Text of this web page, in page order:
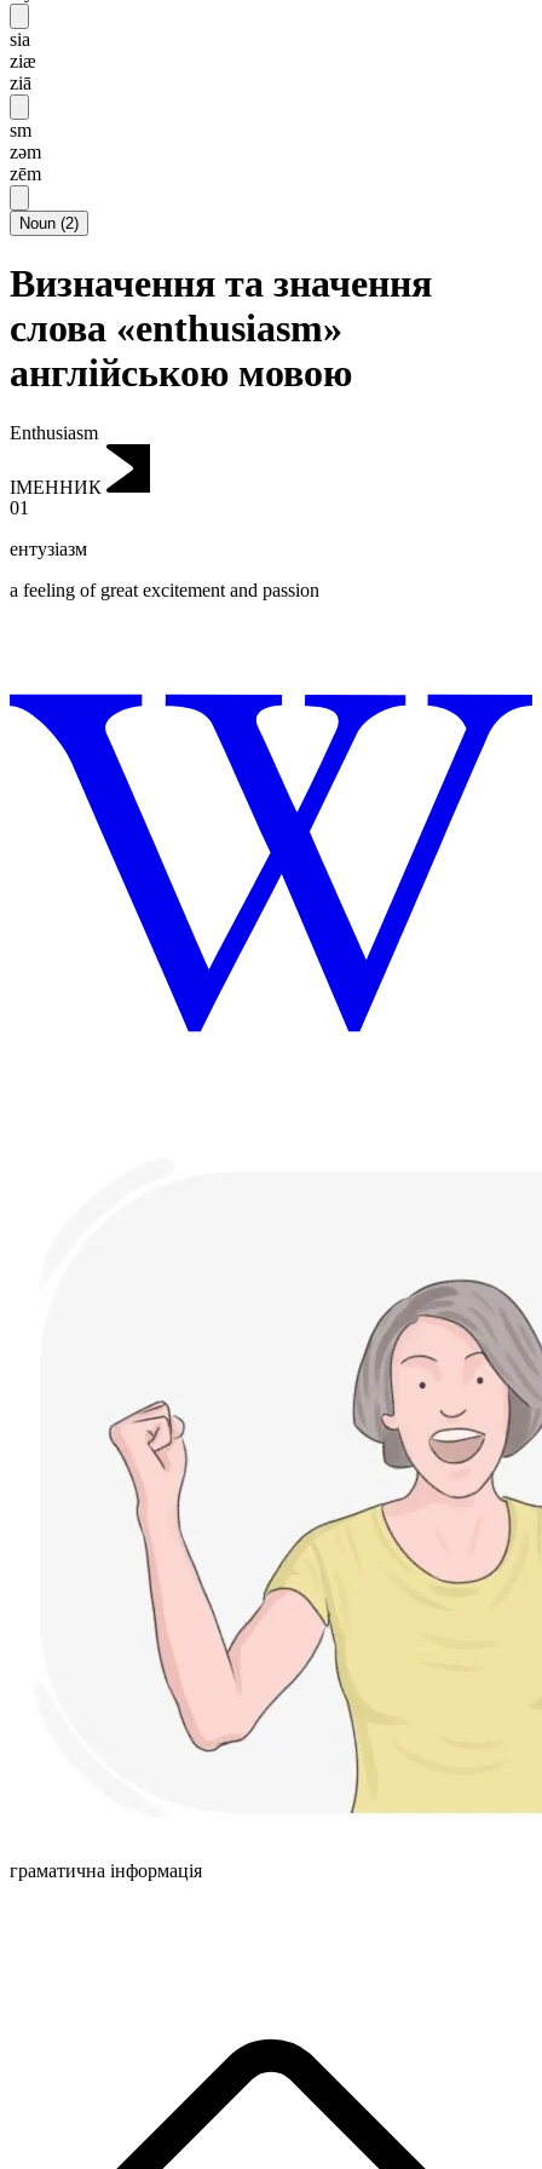
sia
ziæ
ziā
sm
zəm
zēm
Noun (2)
Визначення та значення
слова «enthusiasm»
англійською мовою
Enthusiasm
ІМЕННИК
01
ентузіазм
a feeling of great excitement and passion
граматична інформація